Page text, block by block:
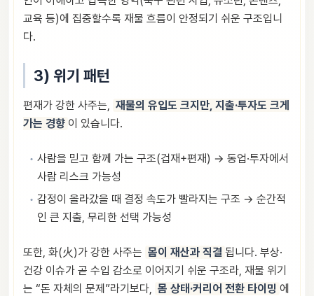
교육 등)에 집중할수록 재물 흐름이 안정되기 쉬운 구조입니
다.
3) 위기 패턴
편재가 강한 사주는, 재물의 유입도 크지만, 지출·투자도 크게
가는 경향 이 있습니다.
사람을 믿고 함께 가는 구조(겁재+편재) → 동업·투자에서
사람 리스크 가능성
감정이 올라갔을 때 결정 속도가 빨라지는 구조 → 순간적
인 큰 지출, 무리한 선택 가능성
또한, 화(火)가 강한 사주는 몸이 재산과 직결 됩니다. 부상·
건강 이슈가 곧 수입 감소로 이어지기 쉬운 구조라, 재물 위기
는 “돈 자체의 문제”라기보다, 몸 상태·커리어 전환 타이밍 에